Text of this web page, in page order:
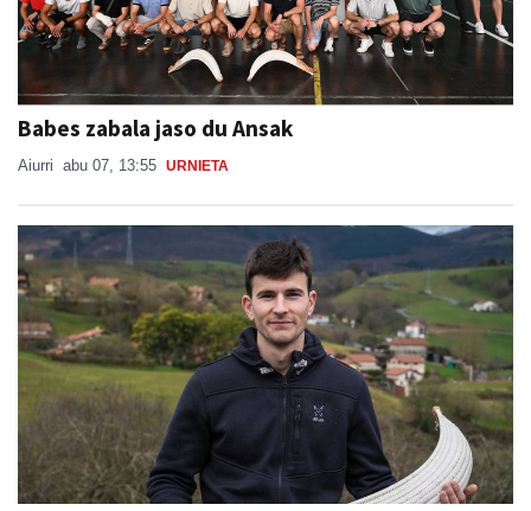
Babes zabala jaso du Ansak
Aiurri abu 07, 13:55 URNIETA